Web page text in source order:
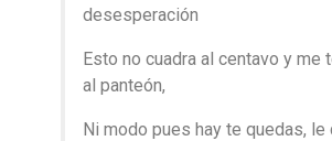
desesperación
Esto no cuadra al centavo y me
al panteón,
Ni modo pues hay te quedas, le